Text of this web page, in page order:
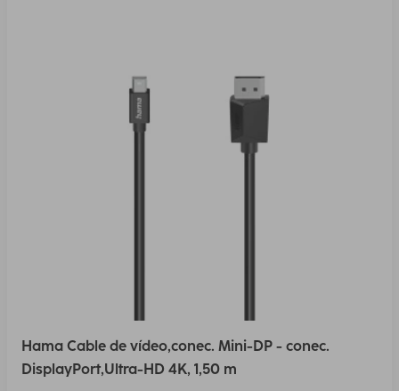
Hama Cable de vídeo,conec. Mini-DP - conec.
DisplayPort,Ultra-HD 4K, 1,50 m